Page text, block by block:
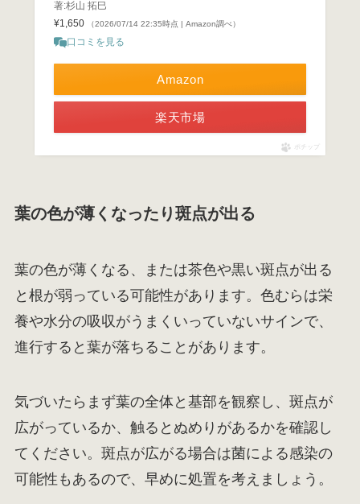
著:杉山 拓巳
¥1,650
（2026/07/14 22:35時点 | Amazon調べ）
口コミを見る
Amazon
楽天市場
ポチップ
葉の色が薄くなったり斑点が出る
葉の色が薄くなる、または茶色や黒い斑点が出る
と根が弱っている可能性があります。色むらは栄
養や水分の吸収がうまくいっていないサインで、
進行すると葉が落ちることがあります。
気づいたらまず葉の全体と基部を観察し、斑点が
広がっているか、触るとぬめりがあるかを確認し
てください。斑点が広がる場合は菌による感染の
可能性もあるので、早めに処置を考えましょう。